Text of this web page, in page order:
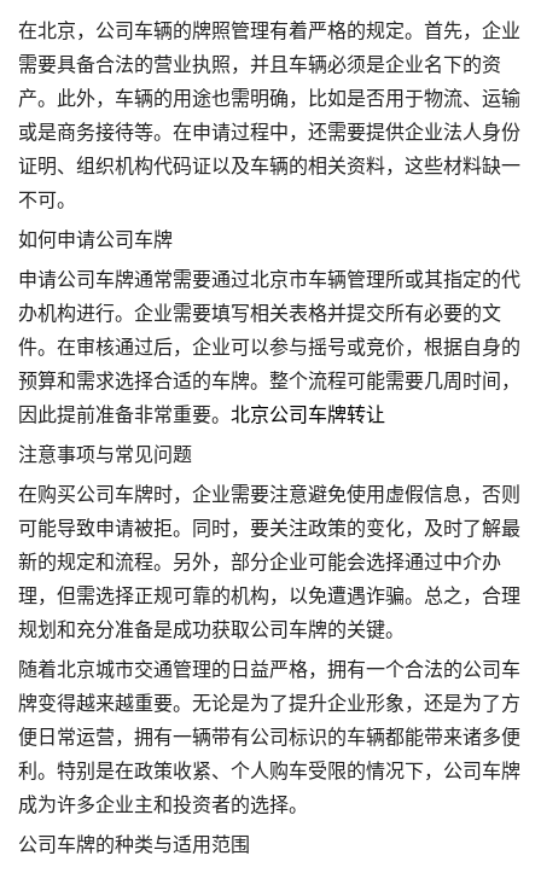
在北京，公司车辆的牌照管理有着严格的规定。首先，企业
需要具备合法的营业执照，并且车辆必须是企业名下的资
产。此外，车辆的用途也需明确，比如是否用于物流、运输
或是商务接待等。在申请过程中，还需要提供企业法人身份
证明、组织机构代码证以及车辆的相关资料，这些材料缺一
不可。
如何申请公司车牌
申请公司车牌通常需要通过北京市车辆管理所或其指定的代
办机构进行。企业需要填写相关表格并提交所有必要的文
件。在审核通过后，企业可以参与摇号或竞价，根据自身的
预算和需求选择合适的车牌。整个流程可能需要几周时间，
因此提前准备非常重要。 北京公司车牌转让
注意事项与常见问题
在购买公司车牌时，企业需要注意避免使用虚假信息，否则
可能导致申请被拒。同时，要关注政策的变化，及时了解最
新的规定和流程。另外，部分企业可能会选择通过中介办
理，但需选择正规可靠的机构，以免遭遇诈骗。总之，合理
规划和充分准备是成功获取公司车牌的关键。
随着北京城市交通管理的日益严格，拥有一个合法的公司车
牌变得越来越重要。无论是为了提升企业形象，还是为了方
便日常运营，拥有一辆带有公司标识的车辆都能带来诸多便
利。特别是在政策收紧、个人购车受限的情况下，公司车牌
成为许多企业主和投资者的选择。
公司车牌的种类与适用范围